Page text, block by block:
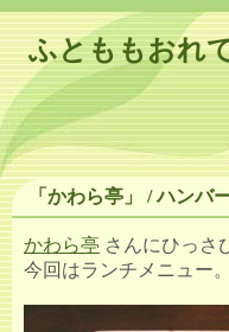
ふとももおれ
「かわら亭」 / ハンバ
かわら亭 さんにひっさ
今回はランチメニュー